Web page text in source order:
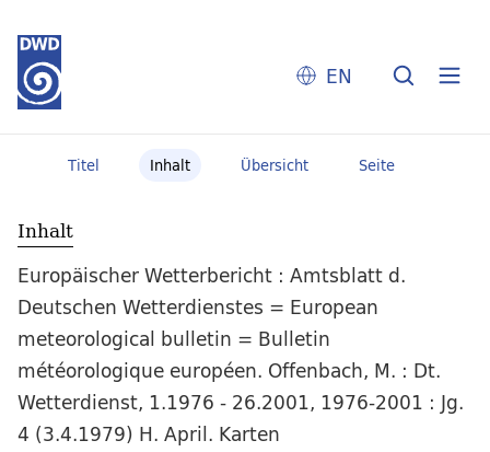
EN
Titel Inhalt Übersicht Seite
Inhalt
Europäischer Wetterbericht : Amtsblatt d.
Deutschen Wetterdienstes = European
meteorological bulletin = Bulletin
météorologique européen. Offenbach, M. : Dt.
Wetterdienst, 1.1976 - 26.2001, 1976-2001 : Jg.
4 (3.4.1979) H. April. Karten